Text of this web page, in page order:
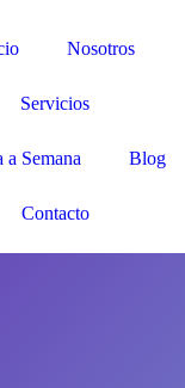
Nosotros
Servicios
a Semana Blog
Contacto